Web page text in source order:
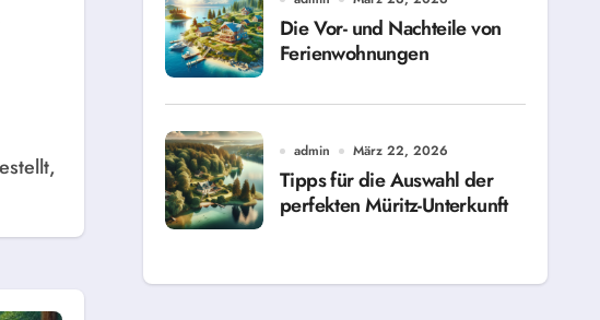
Die Vor- und Nachteile von
Ferienwohnungen
admin März 22, 2026
Tipps für die Auswahl der
perfekten Müritz-Unterkunft